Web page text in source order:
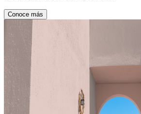
Conoce más